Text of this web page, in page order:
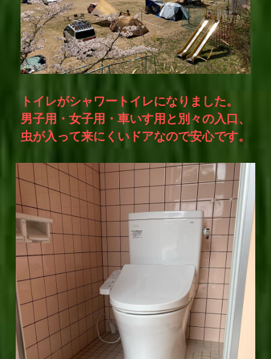
トイレがシャワートイレになりました。
男子用・女子用・車いす用と別々の入口、
虫が入って来にくいドアなので安心です。